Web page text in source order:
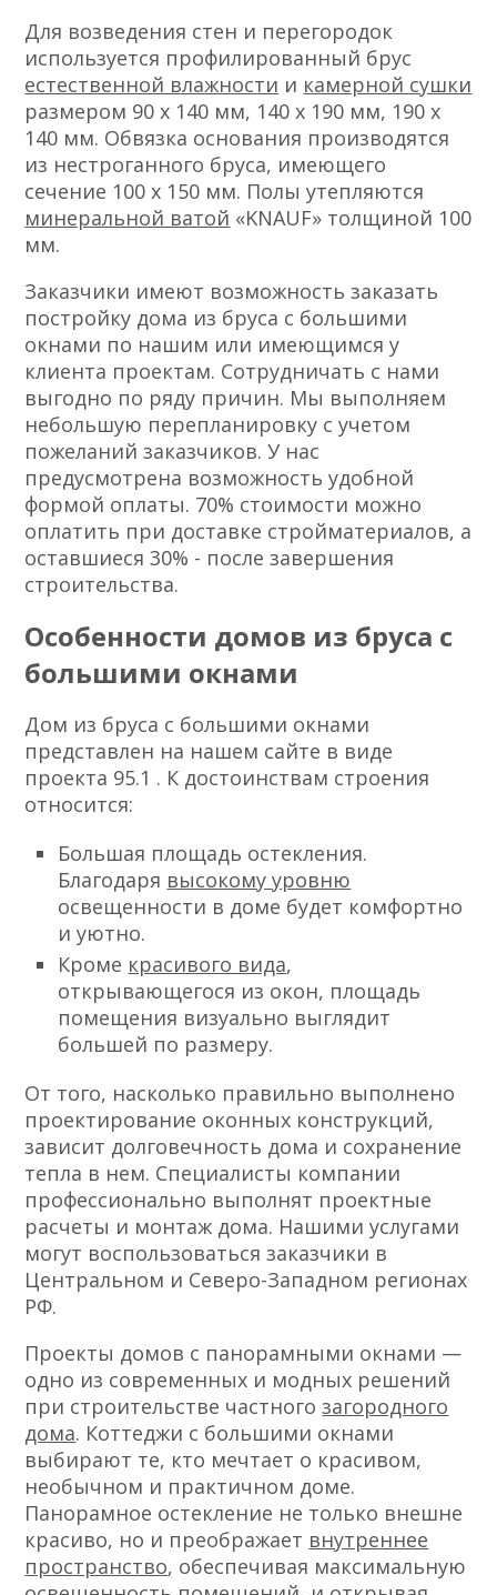
Для возведения стен и перегородок
используется профилированный брус
естественной влажности и камерной сушки
размером 90 х 140 мм, 140 х 190 мм, 190 х
140 мм. Обвязка основания производятся
из нестроганного бруса, имеющего
сечение 100 х 150 мм. Полы утепляются
минеральной ватой «KNAUF» толщиной 100
мм.
Заказчики имеют возможность заказать
постройку дома из бруса с большими
окнами по нашим или имеющимся у
клиента проектам. Сотрудничать с нами
выгодно по ряду причин. Мы выполняем
небольшую перепланировку с учетом
пожеланий заказчиков. У нас
предусмотрена возможность удобной
формой оплаты. 70% стоимости можно
оплатить при доставке стройматериалов, а
оставшиеся 30% - после завершения
строительства.
Особенности домов из бруса с
большими окнами
Дом из бруса с большими окнами
представлен на нашем сайте в виде
проекта 95.1 . К достоинствам строения
относится:
Большая площадь остекления.
Благодаря высокому уровню
освещенности в доме будет комфортно
и уютно.
Кроме красивого вида,
открывающегося из окон, площадь
помещения визуально выглядит
большей по размеру.
От того, насколько правильно выполнено
проектирование оконных конструкций,
зависит долговечность дома и сохранение
тепла в нем. Специалисты компании
профессионально выполнят проектные
расчеты и монтаж дома. Нашими услугами
могут воспользоваться заказчики в
Центральном и Северо-Западном регионах
РФ.
Проекты домов с панорамными окнами —
одно из современных и модных решений
при строительстве частногозагородного
дома. Коттеджи с большими окнами
выбирают те, кто мечтает о красивом,
необычном и практичном доме.
Панорамное остекление не только внешне
красиво, но и преображает внутреннее
пространство, обеспечивая максимальную